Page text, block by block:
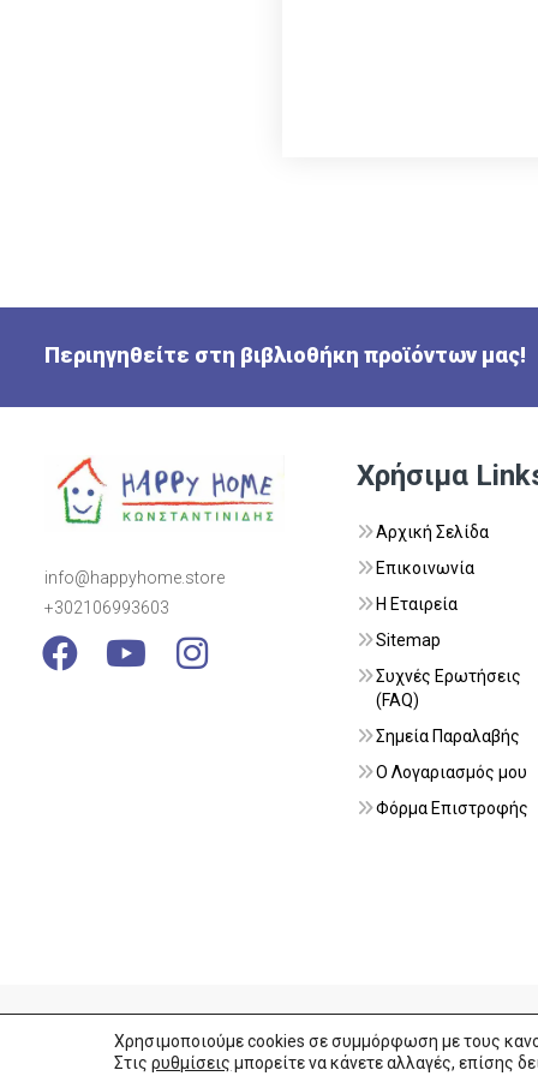
Περιηγηθείτε στη βιβλιοθήκη προϊόντων μας!
info@happyhome.store
+302106993603
Visit Link
Visit LinkVisit Link
Χρήσιμα
Αρχική Σελίδα
Επικοινωνία
Η Εταιρεία
Sitemap
Συχνές Ερωτήσεις
(FAQ)
Σημεία Παραλαβής
Ο Λογαριασμός μου
Φόρμα Επιστροφής
Copyright by HappyHome.store. All Rights Reserved.
Χρησιμοποιούμε cookies σε συμμόρφωση με τους
Στιςρυθμίσεις μπορείτε να κάνετε αλλαγές, επίσης